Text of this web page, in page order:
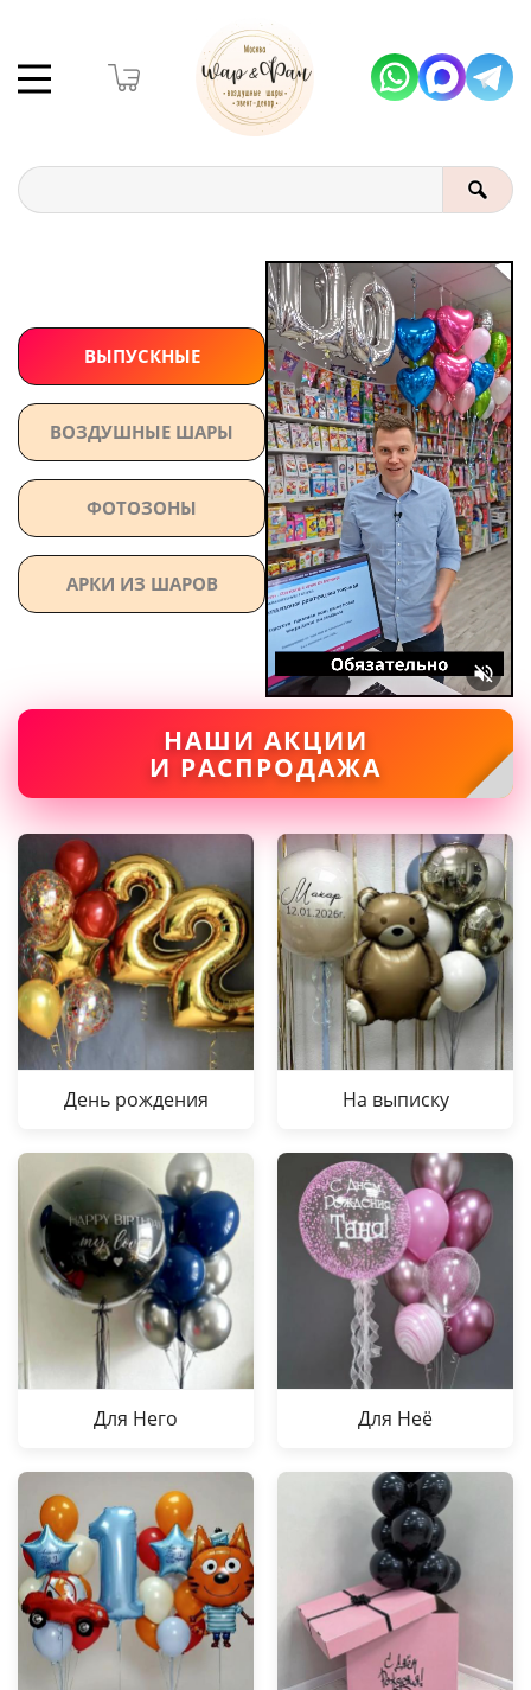
ВЫПУСКНЫЕ
ВОЗДУШНЫЕ ШАРЫ
ФОТОЗОНЫ
АРКИ ИЗ ШАРОВ
НАШИ АКЦИИ
И РАСПРОДАЖА
День рождения На выписку
Для Него Для Неё